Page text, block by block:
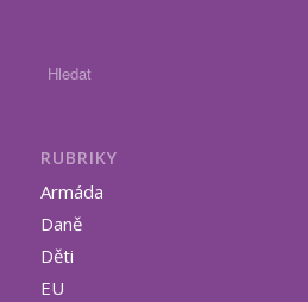
RUBRIKY
Armáda
Daně
Děti
EU